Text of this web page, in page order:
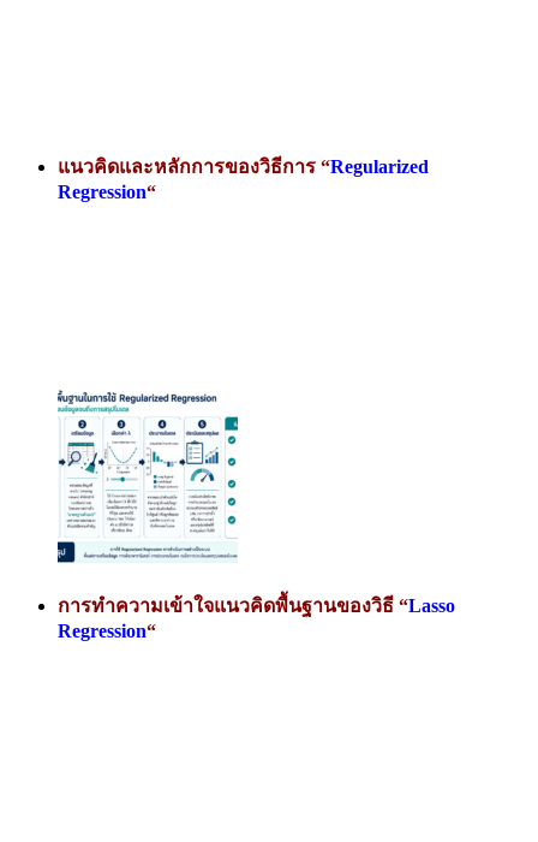
แนวคิดและหลักการของวิธีการ “Regularized
Regression“
การทำความเข้าใจแนวคิดพื้นฐานของวิธี “Lasso
Regression“